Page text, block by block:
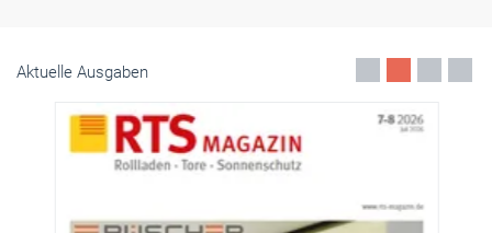
Aktuelle Ausgaben